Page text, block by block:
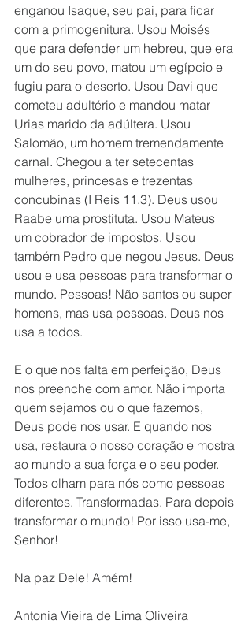
enganou Isaque, seu pai, para ficar
com a primogenitura. Usou Moisés
que para defender um hebreu, que era
um do seu povo, matou um egípcio e
fugiu para o deserto. Usou Davi que
cometeu adultério e mandou matar
Urias marido da adúltera. Usou
Salomão, um homem tremendamente
carnal. Chegou a ter setecentas
mulheres, princesas e trezentas
concubinas (I Reis 11.3). Deus usou
Raabe uma prostituta. Usou Mateus
um cobrador de impostos. Usou
também Pedro que negou Jesus. Deus
usou e usa pessoas para transformar o
mundo. Pessoas! Não santos ou super
homens, mas usa pessoas. Deus nos
usa a todos.
E o que nos falta em perfeição, Deus
nos preenche com amor. Não importa
quem sejamos ou o que fazemos,
Deus pode nos usar. E quando nos
usa, restaura o nosso coração e mostra
ao mundo a sua força e o seu poder.
Todos olham para nós como pessoas
diferentes. Transformadas. Para depois
transformar o mundo! Por isso usa-me,
Senhor!
Na paz Dele! Amém!
Antonia Vieira de Lima Oliveira